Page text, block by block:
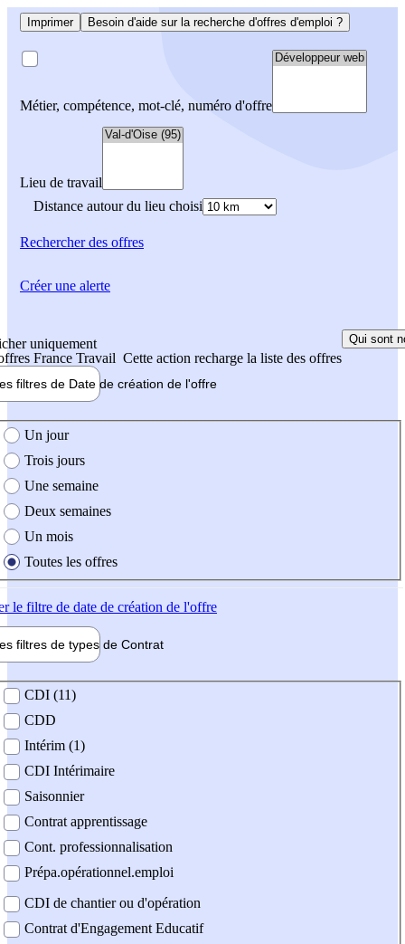
Imprimer Besoin d'aide sur la recherche d'offres d'emploi ?
Métier, compétence, mot-clé, numéro d'offre
Lieu de travail
Distance autour du lieu choisi
Rechercherdes offres
uniquement
France Travail Cette action recharge la liste des offres
Qui sont
filtres de Date de création de l'offre
création de l'offre
Un jour
Trois jours
Une semaine
Deux semaines
Un mois
Toutes les offres
le filtre de date de création de l'offre
filtres de types de Contrat
contrat
CDI (11)
CDD
Intérim (1)
CDI Intérimaire
Saisonnier
Contrat apprentissage
Cont. professionnalisation
Prépa.opérationnel.emploi
CDI de chantier ou d'opération
Contrat d'Engagement Educatif
Créer une alerte